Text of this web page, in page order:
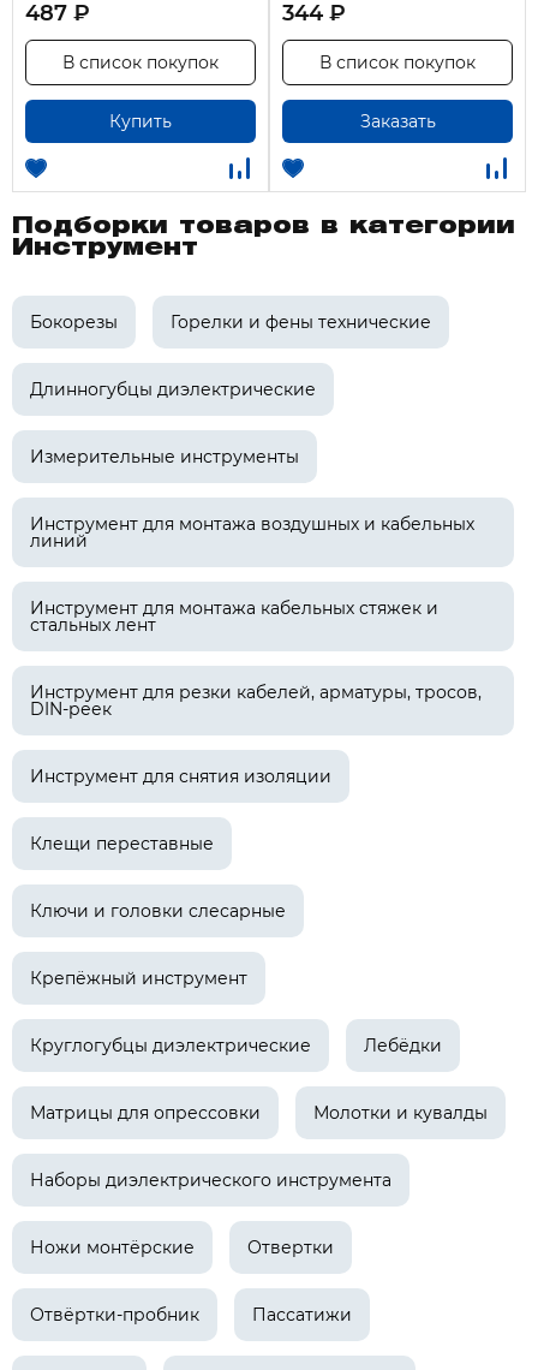
487 ₽
Купить
В список покупок
344 ₽
Заказать
В список покупок
Подборки товаров в категории
Инструмент
Бокорезы Горелки и фены технические
Длинногубцы диэлектрические
Измерительные инструменты
Инструмент для монтажа воздушных и кабельных
линий
Инструмент для монтажа кабельных стяжек и
стальных лент
Инструмент для резки кабелей, арматуры, тросов,
DIN-реек
Инструмент для снятия изоляции
Клещи переставные
Ключи и головки слесарные
Крепёжный инструмент
Круглогубцы диэлектрические Лебёдки
Матрицы для опрессовки Молотки и кувалды
Наборы диэлектрического инструмента
Ножи монтёрские Отвертки
Отвёртки-пробник Пассатижи